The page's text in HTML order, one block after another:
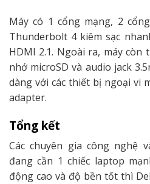
Máy có 1 cổng mạng, 2
Thunderbolt 4 kiêm sạc
HDMI 2.1. Ngoài ra, máy
nhớ microSD và audio jack
dàng với các thiết bị ngoại vi
adapter.
Tổng kết
Các chuyên gia công nghệ
đang cần 1 chiếc laptop
động cao và độ bền tốt thì